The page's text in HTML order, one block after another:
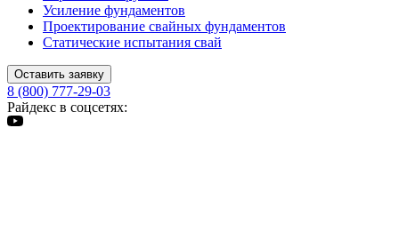
Усиление фундаментов
Проектирование свайных фундаментов
Статические испытания свай
Оставить заявку
8 (800) 777-29-03
Райдекс в соцсетях: